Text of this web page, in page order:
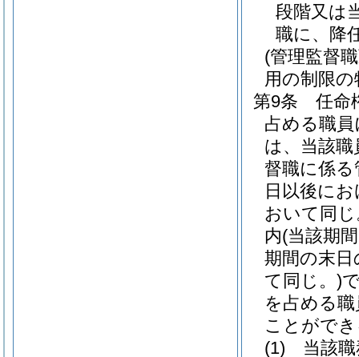
段階又は
職に、降
(管理監督
用の制限の
第9条
任命
占める職
は、当該
督職に係
日以後に
おいて同じ
内(当該期
期間の末
て同じ。)
を占める
ことがで
(1)
当該